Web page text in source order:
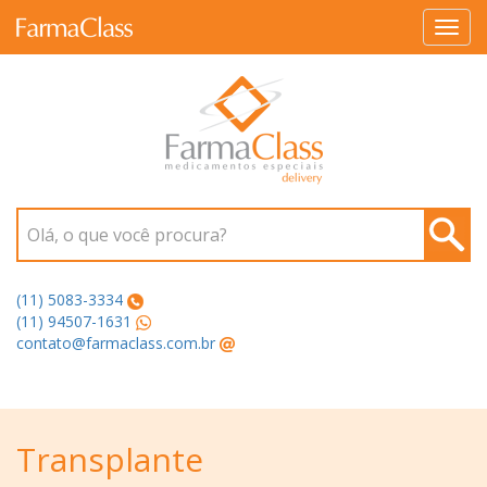
Olá, o que você procura?
(11) 5083-3334
(11) 94507-1631
contato@farmaclass.com.br
Transplante